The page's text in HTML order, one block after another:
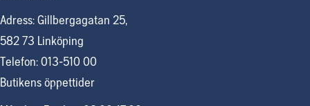
Adress: Gillbergagatan 25,
582 73 Linköping
Telefon: 013-510 00
Butikens öppettider